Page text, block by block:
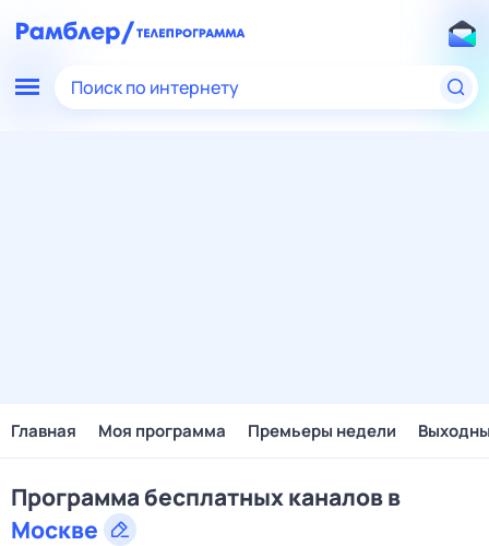
Поиск по интернету
Главная Моя программа Премьеры недели
Программа бесплатных каналов в
Москве